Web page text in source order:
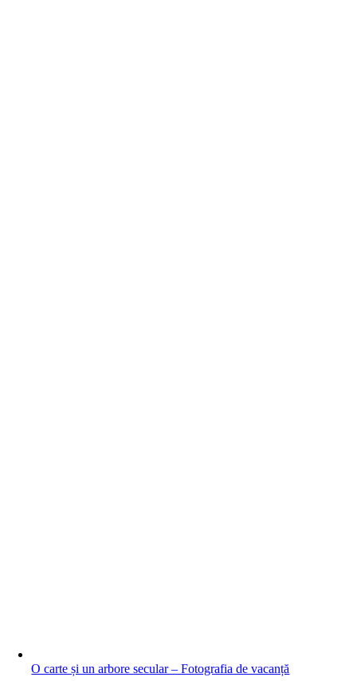
O carte și un arbore secular – Fotografia de vacanță